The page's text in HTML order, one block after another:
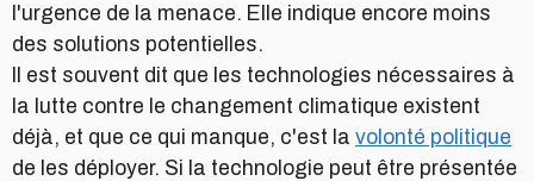
l'urgence de la menace. Elle indique encore moins
des solutions potentielles.
Il est souvent dit que les technologies nécessaires à
la lutte contre le changement climatique existent
déjà, et que ce qui manque, c'est la volonté politique
de les déployer. Si la technologie peut être présentée